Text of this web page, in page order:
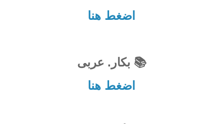
اضغط هنا
📚 بكار. عربى
اضغط هنا